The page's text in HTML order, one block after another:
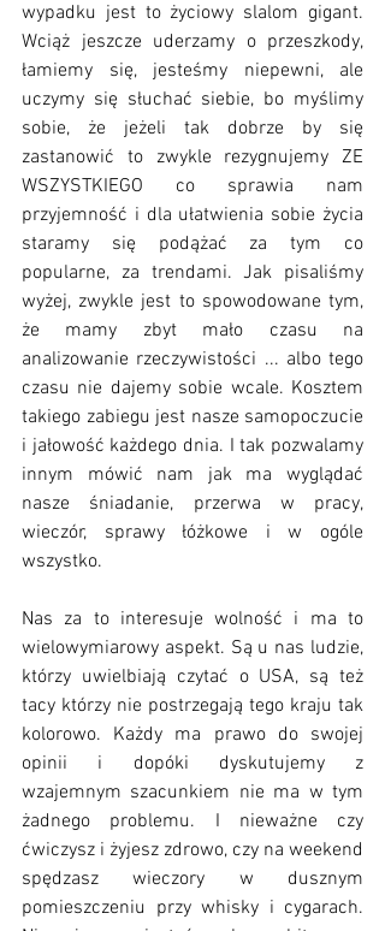
wypadku jest to życiowy slalom gigant.
Wciąż jeszcze uderzamy o przeszkody,
łamiemy się, jesteśmy niepewni, ale
uczymy się słuchać siebie, bo myślimy
sobie, że jeżeli tak dobrze by się
zastanowić to zwykle rezygnujemy ZE
WSZYSTKIEGO co sprawia nam
przyjemność i dla ułatwienia sobie życia
staramy się podążać za tym co
popularne, za trendami. Jak pisaliśmy
wyżej, zwykle jest to spowodowane tym,
że mamy zbyt mało czasu na
analizowanie rzeczywistości ... albo tego
czasu nie dajemy sobie wcale. Kosztem
takiego zabiegu jest nasze samopoczucie
i jałowość każdego dnia. I tak pozwalamy
innym mówić nam jak ma wyglądać
nasze śniadanie, przerwa w pracy,
wieczór, sprawy łóżkowe i w ogóle
wszystko.
Nas za to interesuje wolność i ma to
wielowymiarowy aspekt. Są u nas ludzie,
którzy uwielbiają czytać o USA, są też
tacy którzy nie postrzegają tego kraju tak
kolorowo. Każdy ma prawo do swojej
opinii i dopóki dyskutujemy z
wzajemnym szacunkiem nie ma w tym
żadnego problemu. I nieważne czy
ćwiczysz i żyjesz zdrowo, czy na weekend
spędzasz wieczory w dusznym
pomieszczeniu przy whisky i cygarach.